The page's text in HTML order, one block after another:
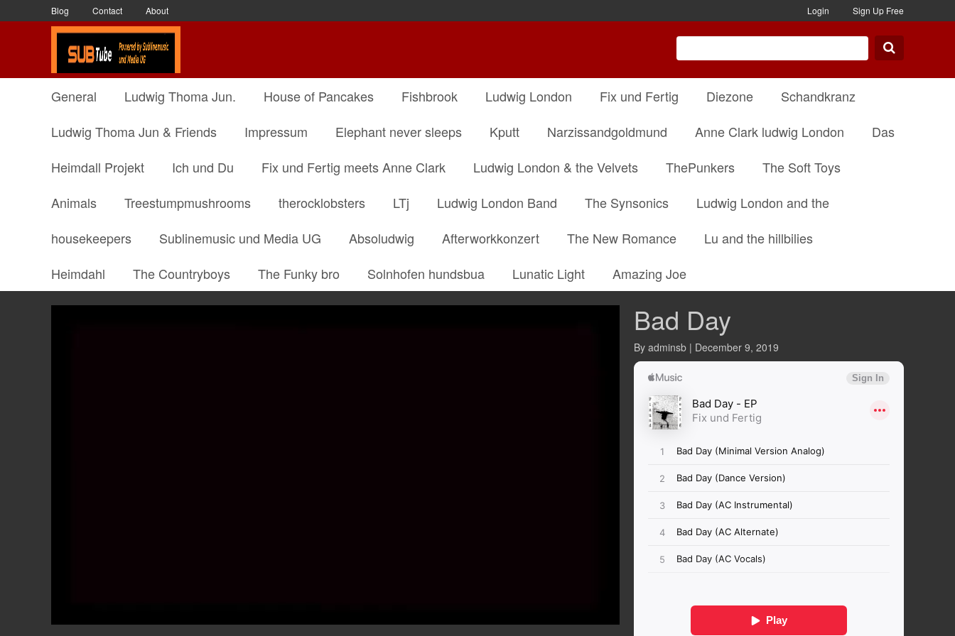
Blog Contact About Login Sign Up Free
General Ludwig Thoma Jun. House of Pancakes Fishbrook Ludwig London Fix und Fertig Diezone
Schandkranz
Ludwig Thoma Jun & Friends
Impressum Elephant never sleeps Kputt Narzissandgoldmund Anne Clark ludwig London
Das
Heimdall Projekt
Ich und Du Fix und Fertig meets Anne Clark Ludwig London & the Velvets ThePunkers
The Soft Toys
Animals
Treestumpmushrooms therocklobsters LTj Ludwig London Band The Synsonics
Ludwig London and the
housekeepers
Sublinemusic und Media UG Absoludwig Afterworkkonzert The New Romance
Lu and the hillbilies
Heimdahl
The Countryboys The Funky bro Solnhofen hundsbua Lunatic Light Amazing Joe
Bad Day
By adminsb | December 9, 2019